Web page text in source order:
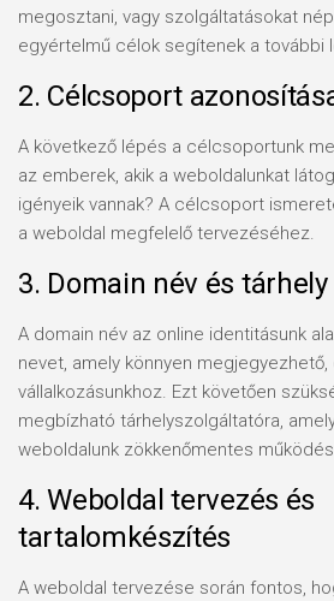
megosztani, vagy szolgáltatásokat
egyértelmű célok segítenek a további
2. Célcsoport
A következő lépés a célcsoportunk
az emberek, akik a weboldalunkat
igényeik vannak? A célcsoport
a weboldal megfelelő tervezéséhez.
3. Domain név és
A domain név az online identitásunk
nevet, amely könnyen
vállalkozásunkhoz. Ezt követően
megbízható tárhelyszolgáltatóra,
weboldalunk zökkenőmentes
4. Weboldal tervezés és
tartalomkészítés
A weboldal tervezése során fontos,